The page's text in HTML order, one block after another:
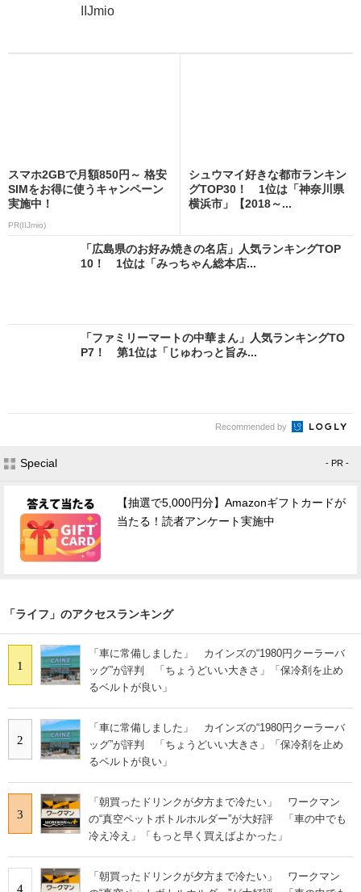
IIJmio
スマホ2GBで月額850円～ 格安
SIMをお得に使うキャンペーン
実施中！
PR(IIJmio)
シュウマイ好きな都市ランキン
グTOP30！ 1位は「神奈川県
横浜市」【2018～...
「広島県のお好み焼きの名店」人気ランキングTOP
10！ 1位は「みっちゃん総本店...
「ファミリーマートの中華まん」人気ランキングTO
P7！ 第1位は「じゅわっと旨み...
Recommended by
Special - PR -
【抽選で5,000円分】Amazonギフトカードが
当たる！読者アンケート実施中
「ライフ」のアクセスランキング
1
「車に常備しました」 カインズの“1980円クーラーバ
ッグ”が評判 「ちょうどいい大きさ」「保冷剤を止め
るベルトが良い」
2
「車に常備しました」 カインズの“1980円クーラーバ
ッグ”が評判 「ちょうどいい大きさ」「保冷剤を止め
るベルトが良い」
3
「朝買ったドリンクが夕方まで冷たい」 ワークマン
の“真空ペットボトルホルダー”が大好評 「車の中でも
冷え冷え」「もっと早く買えばよかった」
4
「朝買ったドリンクが夕方まで冷たい」 ワークマン